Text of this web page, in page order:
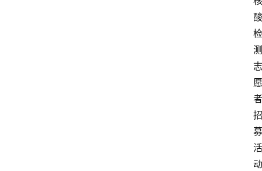
酸
检
测
志
愿
者
招
募
活
动